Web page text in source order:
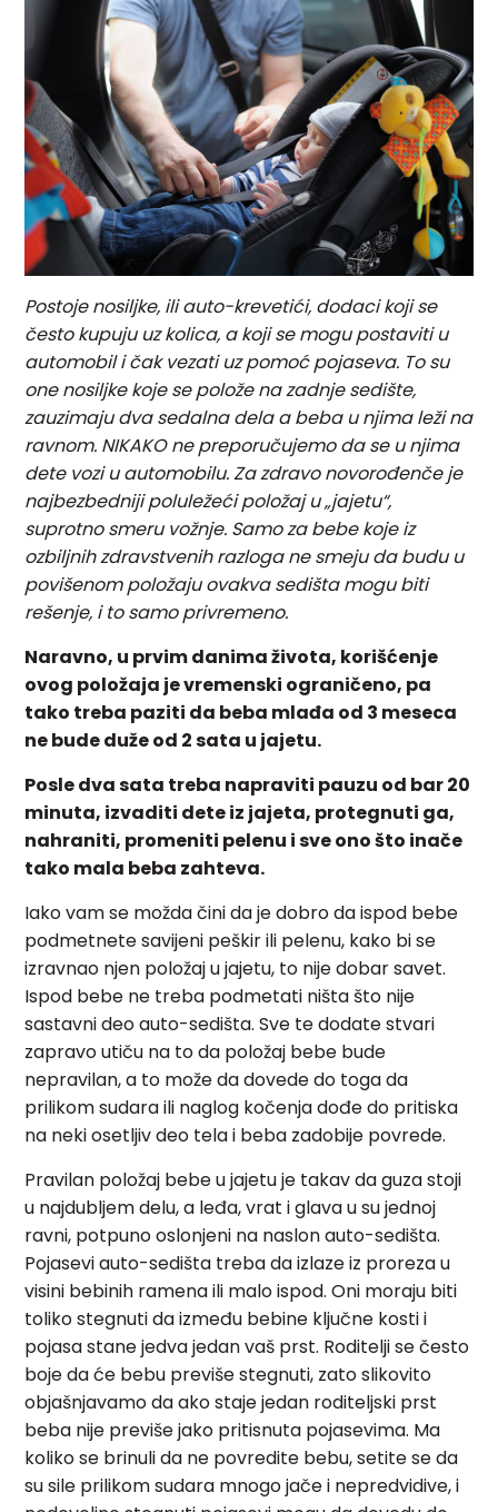
Postoje nosiljke, ili auto-krevetići, dodaci koji se
često kupuju uz kolica, a koji se mogu postaviti u
automobil i čak vezati uz pomoć pojaseva. To su
one nosiljke koje se polože na zadnje sedište,
zauzimaju dva sedalna dela a beba u njima leži na
ravnom. NIKAKO ne preporučujemo da se u njima
dete vozi u automobilu. Za zdravo novorođenče je
najbezbedniji poluležeći položaj u „jajetu“,
suprotno smeru vožnje. Samo za bebe koje iz
ozbiljnih zdravstvenih razloga ne smeju da budu u
povišenom položaju ovakva sedišta mogu biti
rešenje, i to samo privremeno.
Naravno, u prvim danima života, korišćenje
ovog položaja je vremenski ograničeno, pa
tako treba paziti da beba mlađa od 3 meseca
ne bude duže od 2 sata u jajetu.
Posle dva sata treba napraviti pauzu od bar 20
minuta, izvaditi dete iz jajeta, protegnuti ga,
nahraniti, promeniti pelenu i sve ono što inače
tako mala beba zahteva.
Iako vam se možda čini da je dobro da ispod bebe
podmetnete savijeni peškir ili pelenu, kako bi se
izravnao njen položaj u jajetu, to nije dobar savet.
Ispod bebe ne treba podmetati ništa što nije
sastavni deo auto-sedišta. Sve te dodate stvari
zapravo utiču na to da položaj bebe bude
nepravilan, a to može da dovede do toga da
prilikom sudara ili naglog kočenja dođe do pritiska
na neki osetljiv deo tela i beba zadobije povrede.
Pravilan položaj bebe u jajetu je takav da guza stoji
u najdubljem delu, a leđa, vrat i glava u su jednoj
ravni, potpuno oslonjeni na naslon auto-sedišta.
Pojasevi auto-sedišta treba da izlaze iz proreza u
visini bebinih ramena ili malo ispod. Oni moraju biti
toliko stegnuti da između bebine ključne kosti i
pojasa stane jedva jedan vaš prst. Roditelji se često
boje da će bebu previše stegnuti, zato slikovito
objašnjavamo da ako staje jedan roditeljski prst
beba nije previše jako pritisnuta pojasevima. Ma
koliko se brinuli da ne povredite bebu, setite se da
su sile prilikom sudara mnogo jače i nepredvidive, i